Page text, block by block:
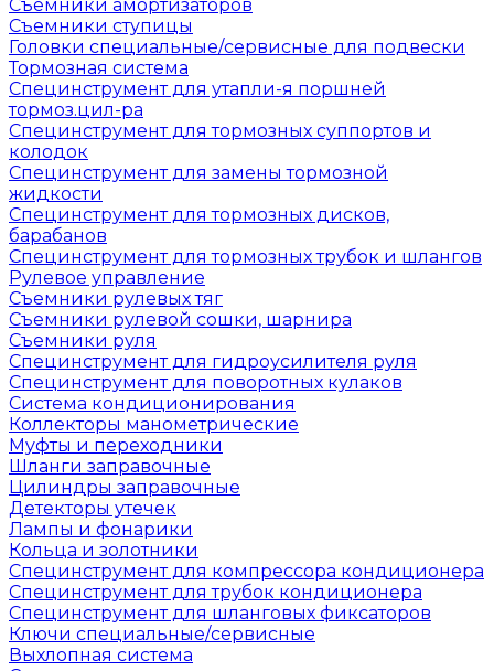
Съемники амортизаторов
Съемники ступицы
Головки специальные/сервисные для подвески
Тормозная система
Специнструмент для утапли-я поршней
тормоз.цил-ра
Специнструмент для тормозных суппортов и
колодок
Специнструмент для замены тормозной
жидкости
Специнструмент для тормозных дисков,
барабанов
Специнструмент для тормозных трубок и шлангов
Рулевое управление
Съемники рулевых тяг
Съемники рулевой сошки, шарнира
Съемники руля
Специнструмент для гидроусилителя руля
Специнструмент для поворотных кулаков
Система кондиционирования
Коллекторы манометрические
Муфты и переходники
Шланги заправочные
Цилиндры заправочные
Детекторы утечек
Лампы и фонарики
Кольца и золотники
Специнструмент для компрессора кондиционера
Специнструмент для трубок кондиционера
Специнструмент для шланговых фиксаторов
Ключи специальные/сервисные
Выхлопная система